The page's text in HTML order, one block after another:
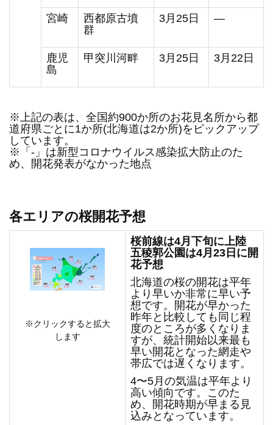
宮崎
西都原古墳
群
3月25日 ―
鹿児
島
甲突川河畔 3月25日 3月22日
※上記の表は、全国約900か所のお花見名所から都
道府県ごとに1か所(北海道は2か所)をピックアップ
しています。
※「-」は新型コロナウイルス感染拡大防止のた
め、開花発表がなかった地点
各エリアの桜開花予想
※クリックすると拡大
します
桜前線は4月下旬に上陸
五稜郭公園は4月23日に開
花予想
北海道の桜の開花は平年
より早いか非常に早い予
想です。開花が早かった
昨年と比較しても同じ程
度のところが多くなりま
すが、統計開始以来最も
早い開花となった網走や
帯広では遅くなります。
4〜5月の気温は平年より
高い傾向です。このた
め、開花時期が早まる見
込みとなっています。